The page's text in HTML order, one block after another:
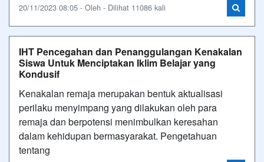
20/11/2023 08:05 - Oleh - Dilihat 11086 kali
IHT Pencegahan dan Penanggulangan Kenakalan
Siswa Untuk Menciptakan Iklim Belajar yang
Kondusif
Kenakalan remaja merupakan bentuk aktualisasi
perilaku menyimpang yang dilakukan oleh para
remaja dan berpotensi menimbulkan keresahan
dalam kehidupan bermasyarakat. Pengetahuan
tentang